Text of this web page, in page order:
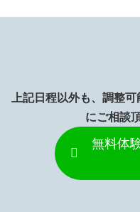
上記日程以外も、調整
にご相談
無料体